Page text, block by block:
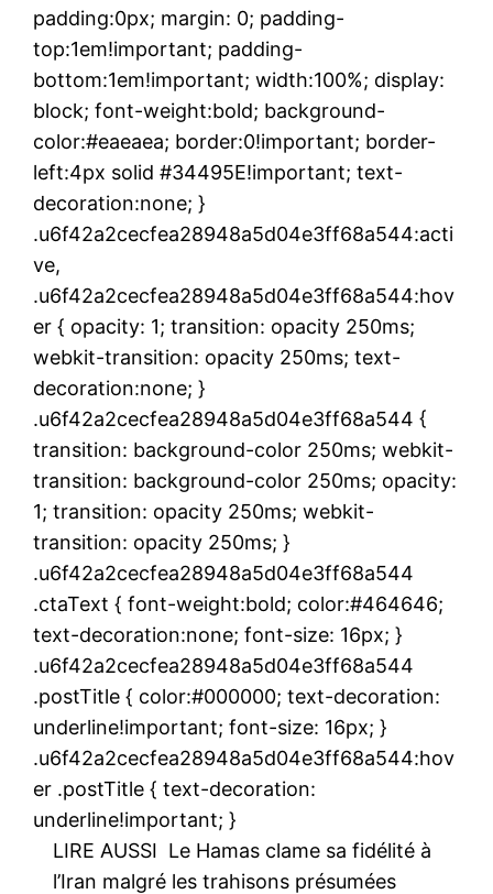
padding:0px; margin: 0; padding-
top:1em!important; padding-
bottom:1em!important; width:100%; display:
block; font-weight:bold; background-
color:#eaeaea; border:0!important; border-
left:4px solid #34495E!important; text-
decoration:none; }
.u6f42a2cecfea28948a5d04e3ff68a544:acti
ve,
.u6f42a2cecfea28948a5d04e3ff68a544:hov
er { opacity: 1; transition: opacity 250ms;
webkit-transition: opacity 250ms; text-
decoration:none; }
.u6f42a2cecfea28948a5d04e3ff68a544 {
transition: background-color 250ms; webkit-
transition: background-color 250ms; opacity:
1; transition: opacity 250ms; webkit-
transition: opacity 250ms; }
.u6f42a2cecfea28948a5d04e3ff68a544
.ctaText { font-weight:bold; color:#464646;
text-decoration:none; font-size: 16px; }
.u6f42a2cecfea28948a5d04e3ff68a544
.postTitle { color:#000000; text-decoration:
underline!important; font-size: 16px; }
.u6f42a2cecfea28948a5d04e3ff68a544:hov
er .postTitle { text-decoration:
underline!important; }
LIRE AUSSI Le Hamas clame sa fidélité à
l’Iran malgré les trahisons présumées